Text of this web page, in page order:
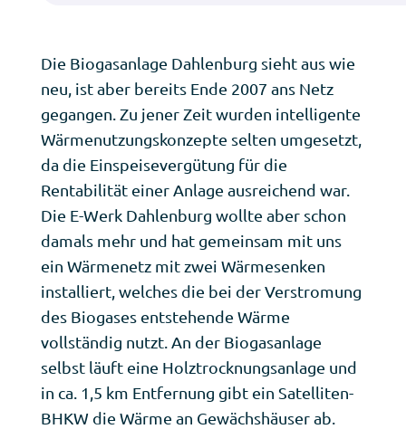
Die Biogasanlage Dahlenburg sieht aus wie
neu, ist aber bereits Ende 2007 ans Netz
gegangen. Zu jener Zeit wurden intelligente
Wärmenutzungskonzepte selten umgesetzt,
da die Einspeisevergütung für die
Rentabilität einer Anlage ausreichend war.
Die E-Werk Dahlenburg wollte aber schon
damals mehr und hat gemeinsam mit uns
ein Wärmenetz mit zwei Wärmesenken
installiert, welches die bei der Verstromung
des Biogases entstehende Wärme
vollständig nutzt. An der Biogasanlage
selbst läuft eine Holztrocknungsanlage und
in ca. 1,5 km Entfernung gibt ein Satelliten-
BHKW die Wärme an Gewächshäuser ab.